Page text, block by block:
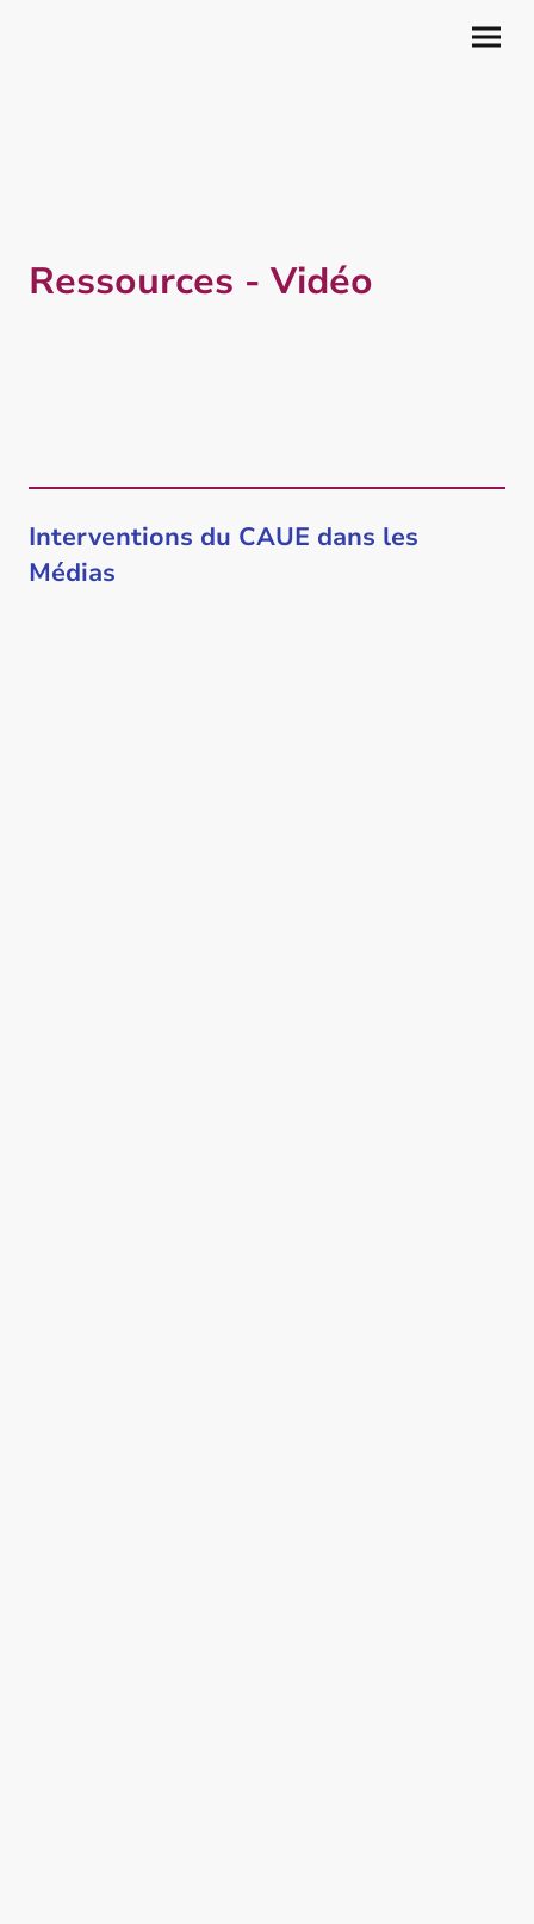
Ressources - Vidéo
Interventions du CAUE dans les
Médias